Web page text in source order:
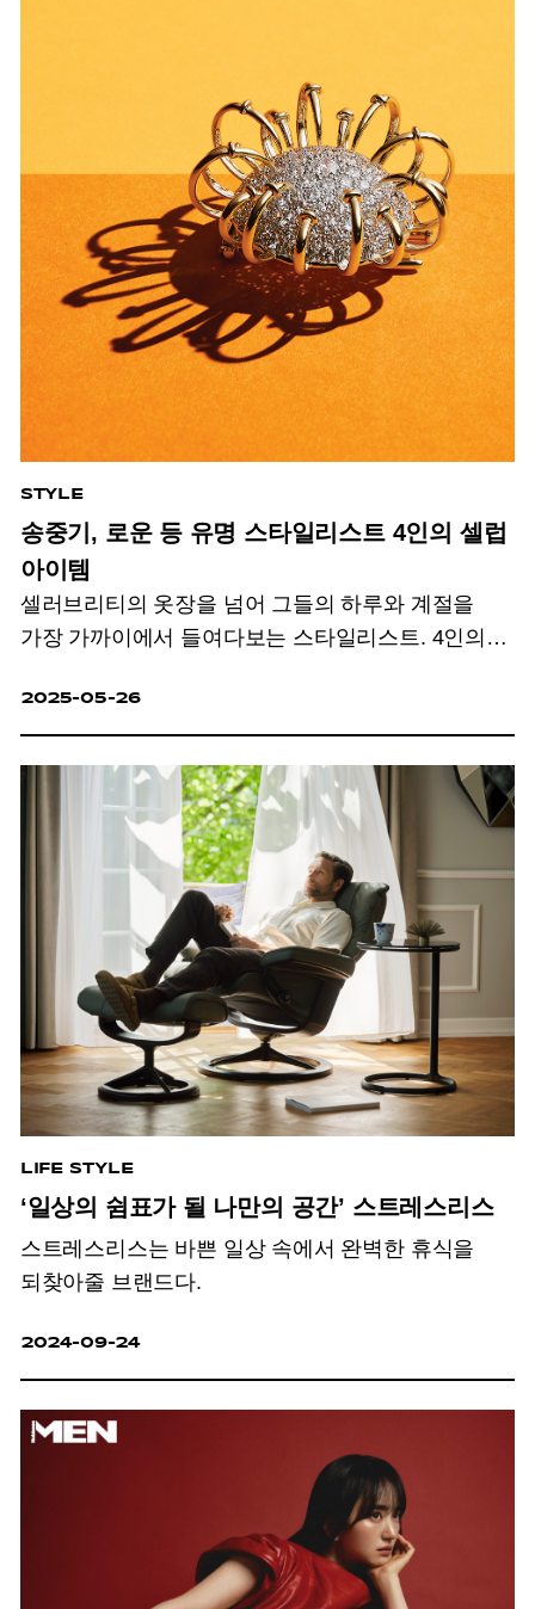
STYLE
송중기, 로운 등 유명 스타일리스트 4인의 셀럽
아이템
셀러브리티의 옷장을 넘어 그들의 하루와 계절을
가장 가까이에서 들여다보는 스타일리스트. 4인의
아이템과 모멘트를 물었다.
2025-05-26
LIFE STYLE
‘일상의 쉼표가 될 나만의 공간’ 스트레스리스
스트레스리스는 바쁜 일상 속에서 완벽한 휴식을
되찾아줄 브랜드다.
2024-09-24